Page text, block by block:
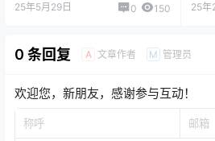
25年5月29日 0 150 25年
0 条回复 A 文章作者 M 管理员
欢迎您，新朋友，感谢参与互动！